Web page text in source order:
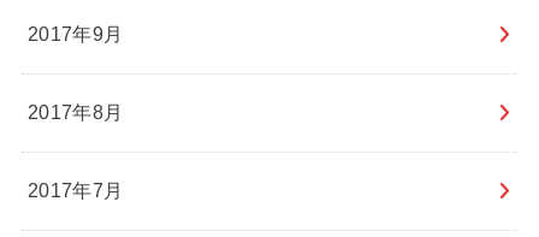
2017年9月
2017年8月
2017年7月